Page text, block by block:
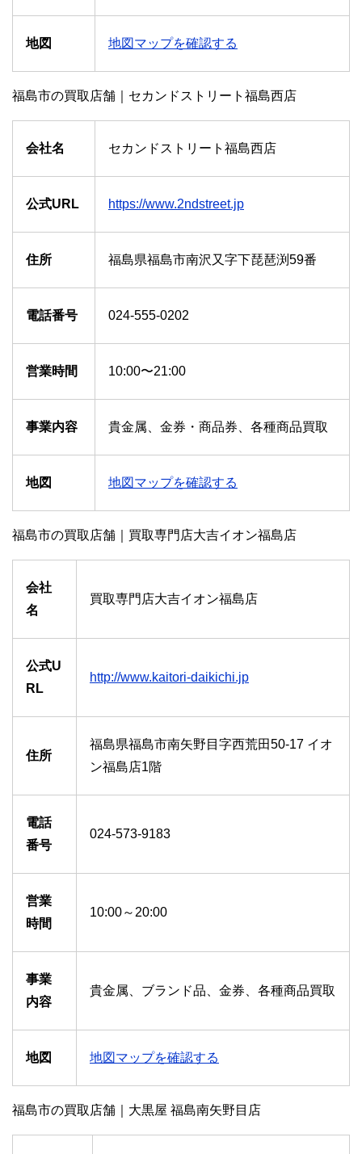
地図 地図マップを確認する
福島市の買取店舗｜セカンドストリート福島西店
会社名 セカンドストリート福島西店
公式URL https://www.2ndstreet.jp
住所 福島県福島市南沢又字下琵琶渕59番
電話番号 024-555-0202
営業時間 10:00〜21:00
事業内容 貴金属、金券・商品券、各種商品買取
地図 地図マップを確認する
福島市の買取店舗｜買取専門店大吉イオン福島店
会社
名
買取専門店大吉イオン福島店
公式U
RL
http://www.kaitori-daikichi.jp
住所
福島県福島市南矢野目字西荒田50-17 イオ
ン福島店1階
電話
番号
024-573-9183
営業
時間
10:00～20:00
事業
内容
貴金属、ブランド品、金券、各種商品買取
地図 地図マップを確認する
福島市の買取店舗｜大黒屋 福島南矢野目店